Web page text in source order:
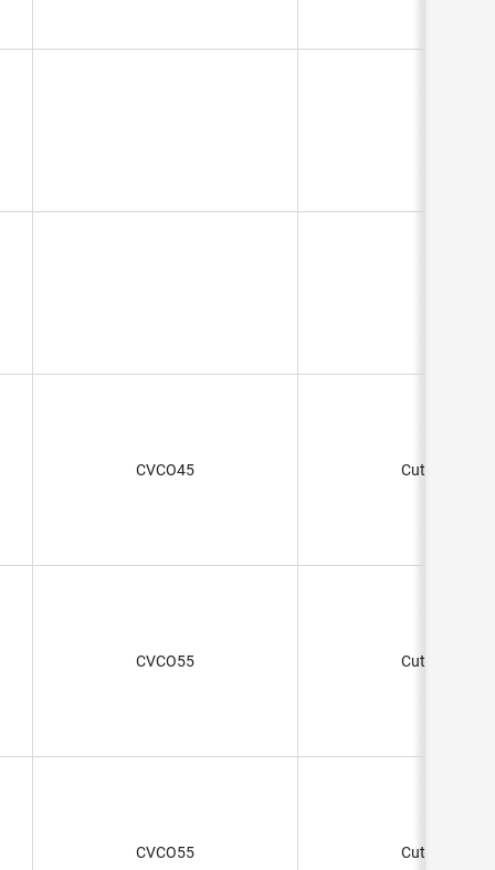
CVCO45 Cut Strip
CVCO55 Cut Strip
CVCO55 Cut Strip